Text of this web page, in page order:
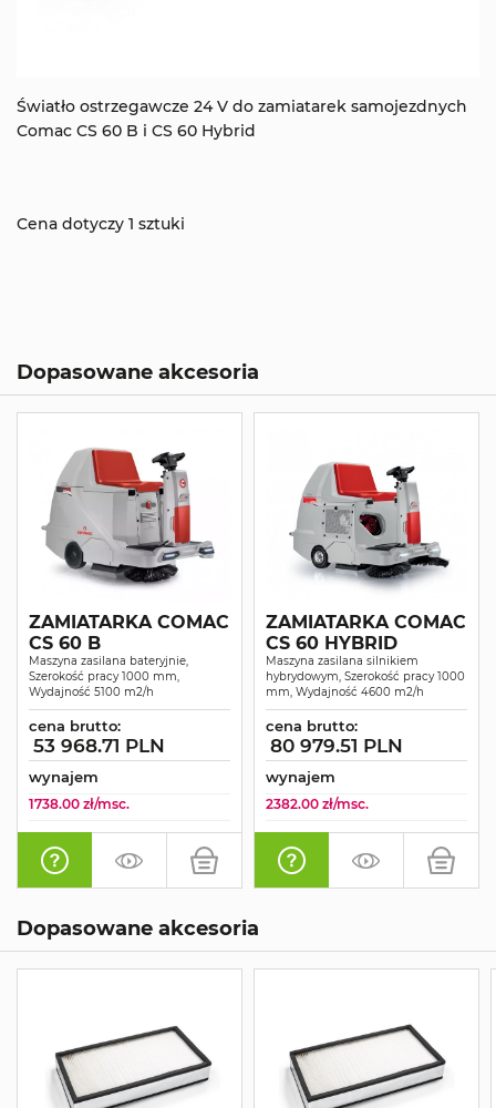
Światło ostrzegawcze 24 V do zamiatarek samojezdnych
Comac CS 60 B i CS 60 Hybrid
Cena dotyczy 1 sztuki
Dopasowane akcesoria
ZAMIATARKA COMAC
CS 60 B
Maszyna zasilana bateryjnie,
Szerokość pracy 1000 mm,
Wydajność 5100 m2/h
cena brutto:
53 968.71 PLN
wynajem
1738.00 zł/msc.
ZAMIATARKA COMAC
CS 60 HYBRID
Maszyna zasilana silnikiem
hybrydowym, Szerokość pracy 1000
mm, Wydajność 4600 m2/h
cena brutto:
80 979.51 PLN
wynajem
2382.00 zł/msc.
Dopasowane akcesoria